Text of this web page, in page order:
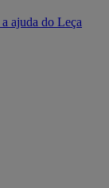
ajuda do Leça